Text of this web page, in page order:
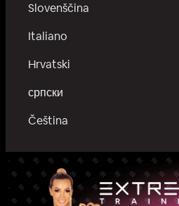
Slovenščina
Italiano
Hrvatski
српски
Čeština